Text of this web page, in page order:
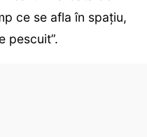
ce se afla în spaţiu,
pescuit”.